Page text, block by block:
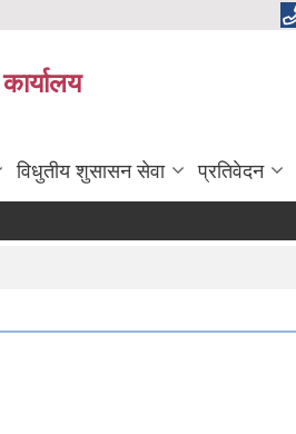
विधुतीय शुसासन सेवा प्रतिवेदन